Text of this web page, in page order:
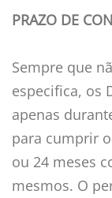
PRAZO DE
Sempre que
especifica, os
apenas
para cumprir
ou 24 meses
mesmos. O